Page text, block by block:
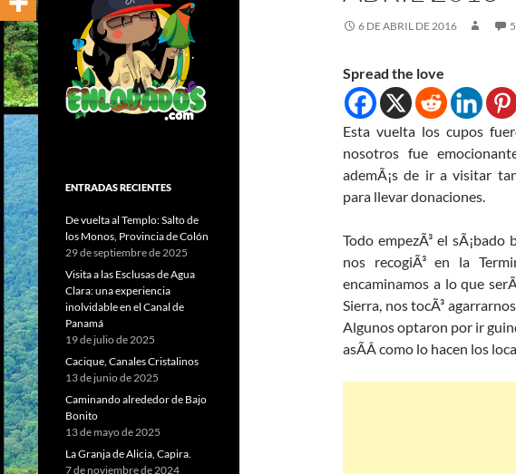
6 DE ABRIL DE 2016
Spread the love
Esta vuelta los cupos
nosotros fue
ademÃ¡s de ir a visitar
para llevar donaciones.
Todo empezÃ³ el
nos recogiÃ³ en la
encaminamos a lo que
Sierra, nos tocÃ³
Algunos optaron por ir
asÃ­Â­ como lo hacen los
ENTRADAS RECIENTES
De vuelta al Templo: Salto de
los Monos, Provincia de Colón
29 de septiembre de 2025
Visita a las Esclusas de Agua
Clara: una experiencia
inolvidable en el Canal de
Panamá
19 de julio de 2025
Cacique, Canales Cristalinos
13 de junio de 2025
Caminando alrededor de Bajo
Bonito
13 de mayo de 2025
La Granja de Alicia, Capira.
7 de noviembre de 2024